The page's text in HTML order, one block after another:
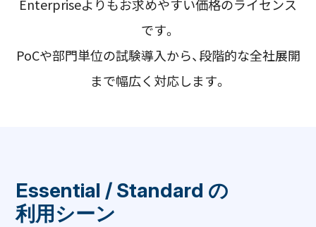
Enterpriseよりもお求めやすい価格のライセンス
です。
PoCや部門単位の試験導入から、段階的な全社展開
まで幅広く対応します。
Essential / Standard の
利用シーン